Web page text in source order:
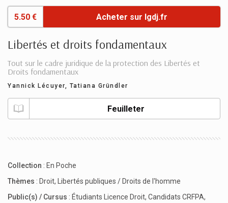
5.50 € Acheter sur lgdj.fr
Libertés et droits fondamentaux
Tout sur le cadre juridique de la protection des Libertés et
Droits fondamentaux
Yannick Lécuyer, Tatiana Gründler
Feuilleter
Collection : En Poche
Thèmes : Droit, Libertés publiques / Droits de l'homme
Public(s) / Cursus : Étudiants Licence Droit, Candidats CRFPA,